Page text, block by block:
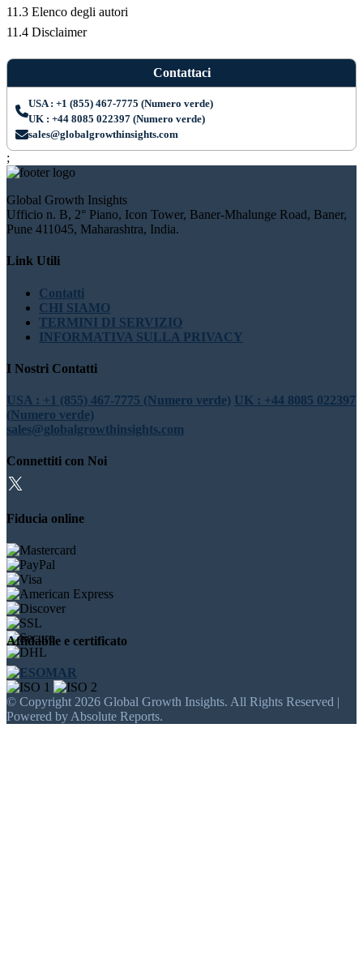
11.3 Elenco degli autori
11.4 Disclaimer
Contattaci
USA : +1 (855) 467-7775 (Numero verde)
UK : +44 8085 022397 (Numero verde)
sales@globalgrowthinsights.com
;
Global Growth Insights
Ufficio n. B, 2° Piano, Icon Tower, Baner-Mhalunge Road, Baner,
Pune 411045, Maharashtra, India.
Link Utili
Contatti
CHI SIAMO
TERMINI DI SERVIZIO
INFORMATIVA SULLA PRIVACY
I Nostri Contatti
USA : +1 (855) 467-7775 (Numero verde) UK : +44 8085 022397
(Numero verde)
sales@globalgrowthinsights.com
Connettiti con Noi
Fiducia online
Affidabile e certificato
© Copyright 2026 Global Growth Insights. All Rights Reserved |
Powered by Absolute Reports.